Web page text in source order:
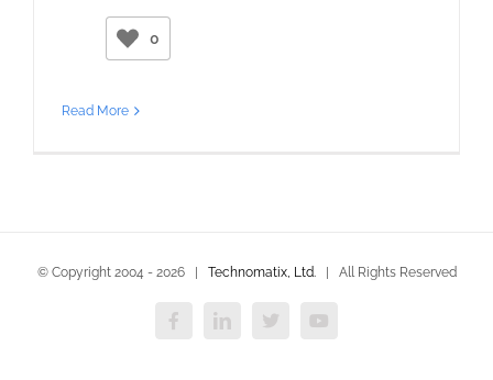
0
Read More
© Copyright 2004 - 2026 | Technomatix, Ltd.| All Rights Reserved
FacebookLinkedIn
X YouTube